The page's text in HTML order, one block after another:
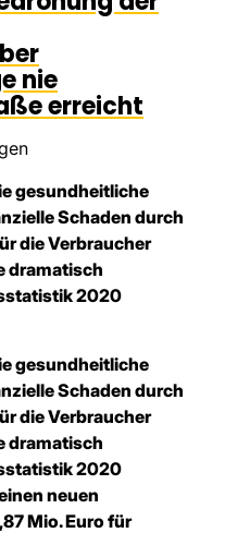
nie
erreicht
gesundheitliche
Schaden durch
die Verbraucher
dramatisch
2020
gesundheitliche
Schaden durch
die Verbraucher
dramatisch
2020
neuen
Mio. Euro für